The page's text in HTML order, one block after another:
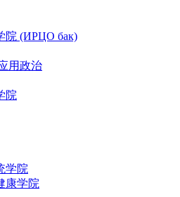
院 (ИРЦО бак)
用政治
院
学院
康学院